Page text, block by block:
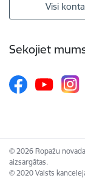
Visi
Sekojiet
© 2026 Ropažu
aizsargātas.
© 2020 Valsts